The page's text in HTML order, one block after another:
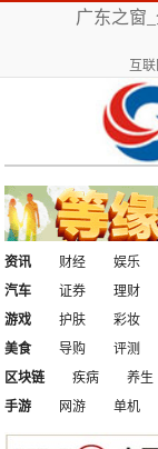
广东之窗
互
资讯 财经 娱乐
汽车
证券 理财
游戏
护肤
彩妆
美食
导购 评测
区块链
疾病
养生
手游
网游 单机